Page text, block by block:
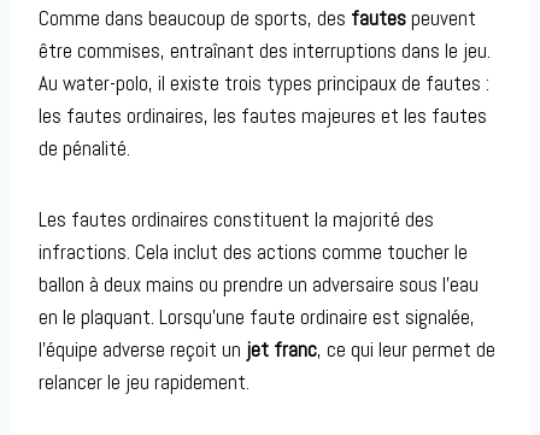
Comme dans beaucoup de sports, des fautespeuvent
être commises, entraînant des interruptions dans le jeu.
Au water-polo, il existe trois types principaux de fautes :
les fautes ordinaires, les fautes majeures et les fautes
de pénalité.
Les fautes ordinaires constituent la majorité des
infractions. Cela inclut des actions comme toucher le
ballon à deux mains ou prendre un adversaire sous l’eau
en le plaquant. Lorsqu’une faute ordinaire est signalée,
l’équipe adverse reçoit un jet franc, ce qui leur permet de
relancer le jeu rapidement.